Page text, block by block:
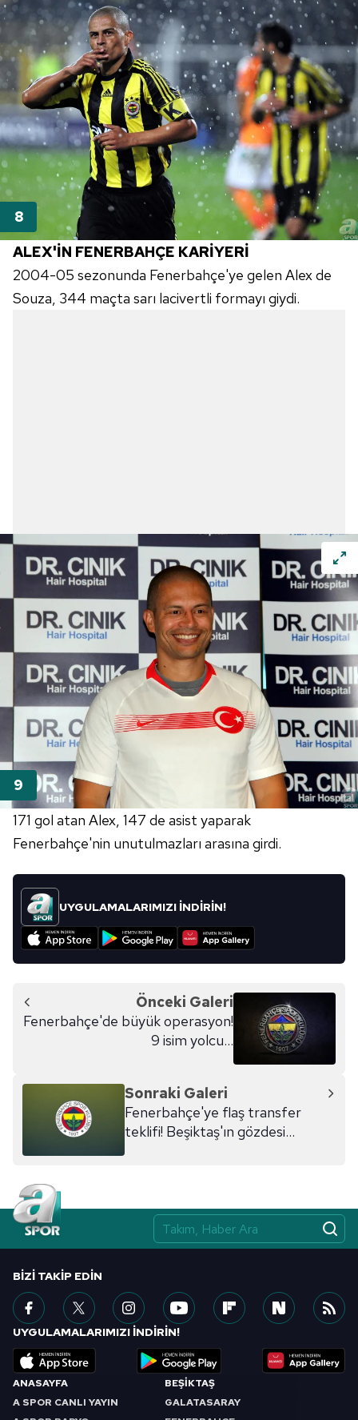
ALEX'İN FENERBAHÇE KARİYERİ
2004-05 sezonunda Fenerbahçe'ye gelen Alex de
Souza, 344 maçta sarı lacivertli formayı giydi.
171 gol atan Alex, 147 de asist yaparak
Fenerbahçe'nin unutulmazları arasına girdi.
UYGULAMALARIMIZI İNDİRİN!
Önceki Galeri
Fenerbahçe'de büyük operasyon!
9 isim yolcu...
Sonraki Galeri
Fenerbahçe'ye flaş transfer
teklifi! Beşiktaş'ın gözdesi...
ANASAYFA
A SPOR CANLI YAYIN
BEŞİKTAŞ
GALATASARAY
BIZI TAKIP EDIN
UYGULAMALARIMIZI İNDİRİN!